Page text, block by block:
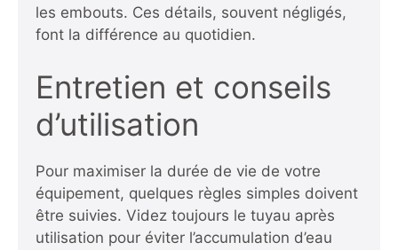
les embouts. Ces détails, souvent négligés,
font la différence au quotidien.
Entretien et conseils
d’utilisation
Pour maximiser la durée de vie de votre
équipement, quelques règles simples doivent
être suivies. Videz toujours le tuyau après
utilisation pour éviter l’accumulation d’eau